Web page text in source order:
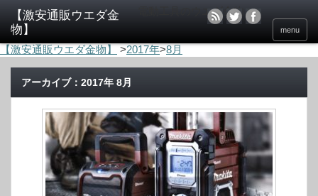
電動工具のウエダ金物
menu
【激安通販ウエダ金物】 >2017年>8月
アーカイブ：2017年 8月